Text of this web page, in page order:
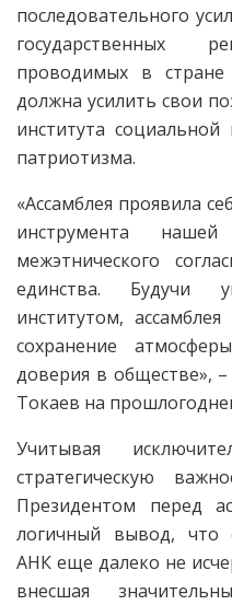
последовательного
государственных
проводимых в стране
должна усилить свои
института
патриотизма.
«Ассамблея проявила
инструмента
межэтнического
единства. Будучи
институтом,
сохранение
доверия в обществе»,
Токаев на
Учитывая
стратегическую
Президентом перед
логичный вывод, что
АНК еще далеко не
внесшая